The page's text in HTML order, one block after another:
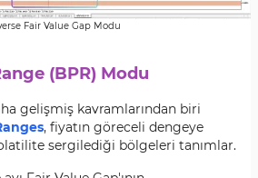
Fair Value Gap Modu
(BPR) Modu
gelişmiş kavramlarından biri
, fiyatın göreceli dengeye
sergilediği bölgeleri tanımlar.